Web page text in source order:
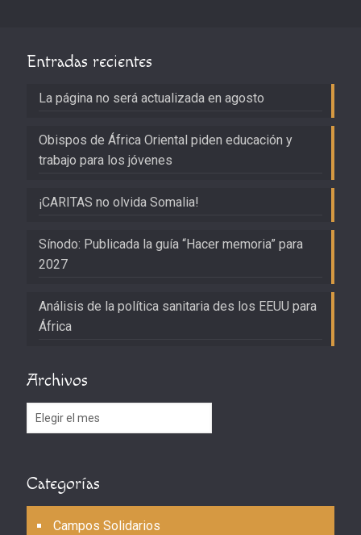
Entradas recientes
La página no será actualizada en agosto
Obispos de África Oriental piden educación y
trabajo para los jóvenes
¡CARITAS no olvida Somalia!
Sínodo: Publicada la guía “Hacer memoria” para
2027
Análisis de la política sanitaria des los EEUU para
África
Archivos
Archivos
Categorías
Campos Solidarios